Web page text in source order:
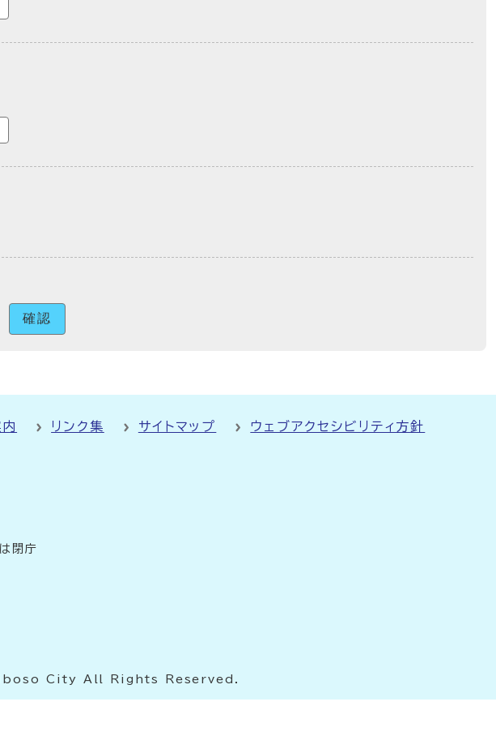
確認
リンク集 サイトマップ ウェブアクセシビリティ方針
閉庁
City All Rights Reserved.